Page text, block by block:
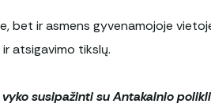
bet ir asmens gyvenamojoje
atsigavimo tikslų.
vyko susipažinti su Antakalnio